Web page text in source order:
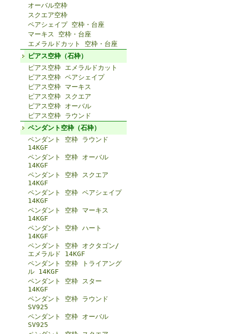
オーバル空枠
スクエア空枠
ペアシェイプ 空枠・台座
マーキス 空枠・台座
エメラルドカット 空枠・台座
ピアス空枠（石枠）
ピアス空枠 エメラルドカット
ピアス空枠 ペアシェイプ
ピアス空枠 マーキス
ピアス空枠 スクエア
ピアス空枠 オーバル
ピアス空枠 ラウンド
ペンダント空枠（石枠）
ペンダント 空枠 ラウンド
14KGF
ペンダント 空枠 オーバル
14KGF
ペンダント 空枠 スクエア
14KGF
ペンダント 空枠 ペアシェイプ
14KGF
ペンダント 空枠 マーキス
14KGF
ペンダント 空枠 ハート
14KGF
ペンダント 空枠 オクタゴン/
エメラルド 14KGF
ペンダント 空枠 トライアング
ル 14KGF
ペンダント 空枠 スター
14KGF
ペンダント 空枠 ラウンド
SV925
ペンダント 空枠 オーバル
SV925